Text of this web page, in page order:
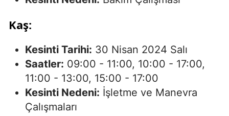
Kaş:
Kesinti Tarihi: 30 Nisan 2024 Salı
Saatler: 09:00 - 11:00, 10:00 - 17:00,
11:00 - 13:00, 15:00 - 17:00
Kesinti Nedeni: İşletme ve Manevra
Çalışmaları